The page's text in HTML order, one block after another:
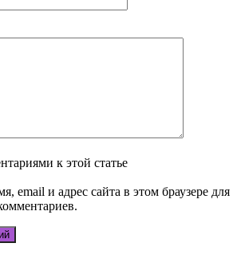
к этой статье
email и адрес сайта в этом браузере для